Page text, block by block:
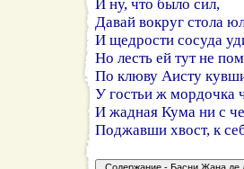
И ну, что было сил,
Давай вокруг стола
И щедрости сосуда
Но лесть ей тут не
По клюву Аисту
У гостьи ж мордочка
И жадная Кума ни с
Поджавши хвост, к